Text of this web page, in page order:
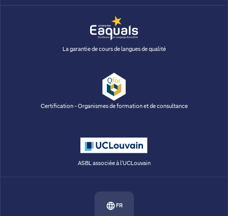
La garantie de cours de langues de qualité
Certification - Organismes de formation et de consultance
ASBL associée à l'UCLouvain
FR